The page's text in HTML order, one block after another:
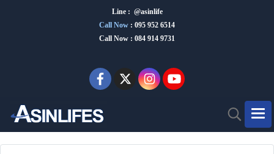
Line : @asinlife
Call Now : 095 952 6514
Call Now : 084 914 9731